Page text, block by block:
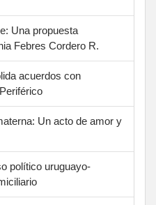
Una propuesta
Febres Cordero R.
acuerdos con
Un acto de amor y
político uruguayo-